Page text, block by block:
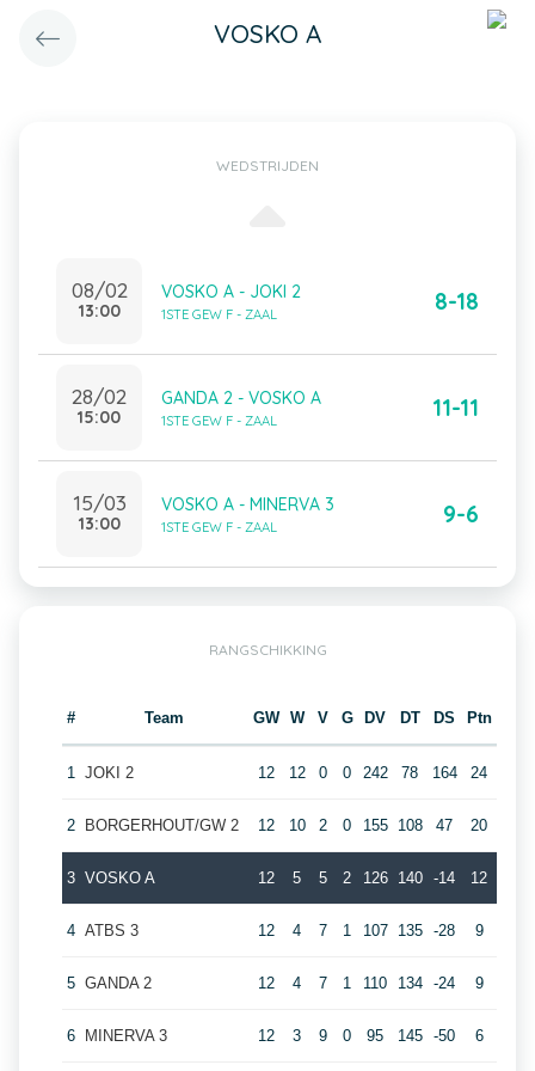
VOSKO A
WEDSTRIJDEN
08/02
13:00
VOSKO A - JOKI 2
1STE GEW F - ZAAL 8-18
28/02
15:00
GANDA 2 - VOSKO A
1STE GEW F - ZAAL 11-11
15/03
13:00
VOSKO A - MINERVA 3
1STE GEW F - ZAAL 9-6
RANGSCHIKKING
# Team GW W V G DV DT DS Ptn
1 JOKI 2 12 12 0 0 242 78 164 24
2 BORGERHOUT/GW 2 12 10 2 0 155 108 47 20
3 VOSKO A 12 5 5 2 126 140 -14 12
4 ATBS 3 12 4 7 1 107 135 -28 9
5 GANDA 2 12 4 7 1 110 134 -24 9
6 MINERVA 3 12 3 9 0 95 145 -50 6